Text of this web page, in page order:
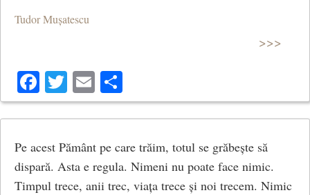
Tudor Mușatescu
>>>
Facebook
Twitter
Email
Pe acest Pământ pe care trăim, totul se grăbește să
dispară. Asta e regula. Nimeni nu poate face nimic.
Timpul trece, anii trec, viața trece și noi trecem. Nimic